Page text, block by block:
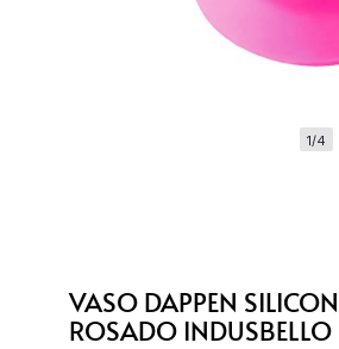
1/4
VASO DAPPEN
ROSADO INDUSBELLO